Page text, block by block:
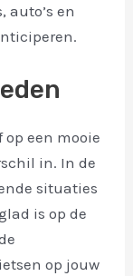
auto’s en
op een mooie
in. In de
situaties
is op de
op jouw